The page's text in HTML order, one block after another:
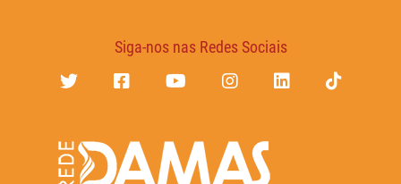
Siga-nos nas Redes Sociais